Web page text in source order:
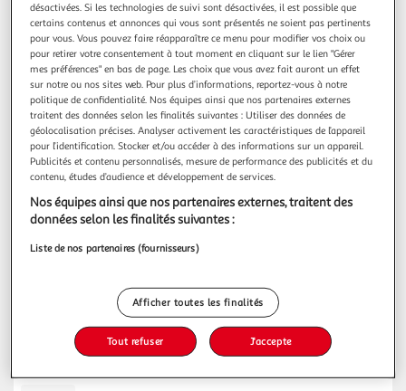
Traiteur
Retrait Marchandises
Retrait Encombrants
Station Essence
Service Après Vente
désactivées. Si les technologies de suivi sont désactivées, il est possible que
certains contenus et annonces qui vous sont présentés ne soient pas pertinents
pour vous. Vous pouvez faire réapparaître ce menu pour modifier vos choix ou
pour retirer votre consentement à tout moment en cliquant sur le lien "Gérer
mes préférences" en bas de page. Les choix que vous avez fait auront un effet
sur notre ou nos sites web. Pour plus d’informations, reportez-vous à notre
politique de confidentialité. Nos équipes ainsi que nos partenaires externes
traitent des données selon les finalités suivantes : Utiliser des données de
géolocalisation précises. Analyser activement les caractéristiques de l’appareil
pour l’identification. Stocker et/ou accéder à des informations sur un appareil.
Publicités et contenu personnalisés, mesure de performance des publicités et du
contenu, études d’audience et développement de services.
Nos équipes ainsi que nos partenaires externes, traitent des
données selon les finalités suivantes :
Liste de nos partenaires (fournisseurs)
Afficher toutes les finalités
Tout refuser J'accepte